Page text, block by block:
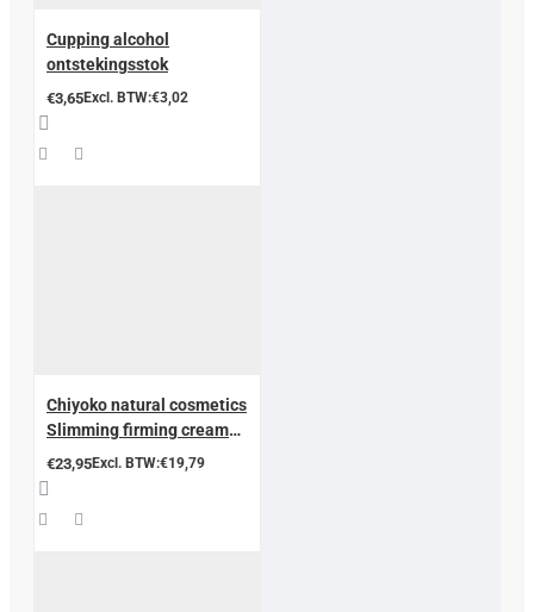
Cupping alcohol
ontstekingsstok
€3,65Excl. BTW:€3,02
Chiyoko natural cosmetics
Slimming firming cream
abdomen met cup
€23,95Excl. BTW:€19,79